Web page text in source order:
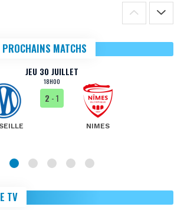
MATCHS
JEU 30 JUILLET
18H00
2 - 1
NIMES
TV